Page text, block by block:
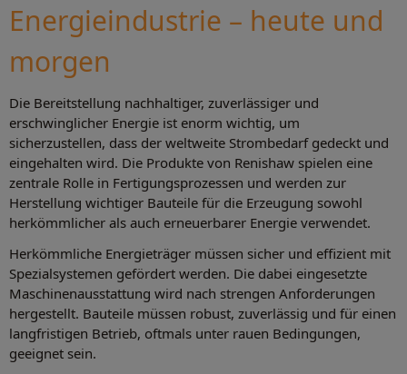
Energieindustrie – heute und
morgen
Die Bereitstellung nachhaltiger, zuverlässiger und
erschwinglicher Energie ist enorm wichtig, um
sicherzustellen, dass der weltweite Strombedarf gedeckt und
eingehalten wird. Die Produkte von Renishaw spielen eine
zentrale Rolle in Fertigungsprozessen und werden zur
Herstellung wichtiger Bauteile für die Erzeugung sowohl
herkömmlicher als auch erneuerbarer Energie verwendet.
Herkömmliche Energieträger müssen sicher und effizient mit
Spezialsystemen gefördert werden. Die dabei eingesetzte
Maschinenausstattung wird nach strengen Anforderungen
hergestellt. Bauteile müssen robust, zuverlässig und für einen
langfristigen Betrieb, oftmals unter rauen Bedingungen,
geeignet sein.